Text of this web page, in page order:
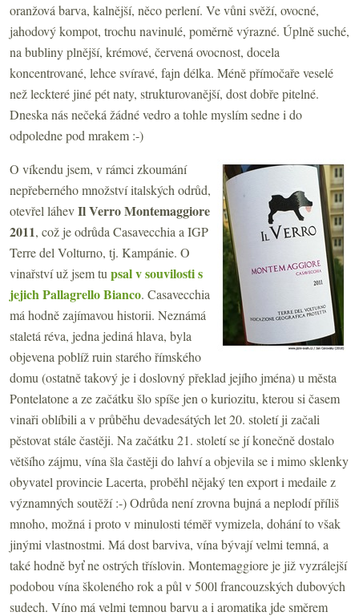
oranžová barva, kalnější, něco perlení. Ve vůni svěží, ovocné,
jahodový kompot, trochu navinulé, poměrně výrazné. Úplně suché,
na bubliny plnější, krémové, červená ovocnost, docela
koncentrované, lehce svíravé, fajn délka. Méně přímočaře veselé
než leckteré jiné pét naty, strukturovanější, dost dobře pitelné.
Dneska nás nečeká žádné vedro a tohle myslím sedne i do
odpoledne pod mrakem :-)
O víkendu jsem, v rámci zkoumání
nepřeberného množství italských odrůd,
otevřel láhevIl Verro Montemaggiore
2011, což je odrůda Casavecchia a IGP
Terre del Volturno, tj. Kampánie. O
vinařství už jsem tu psal v souvilosti s
jejich Pallagrello Bianco. Casavecchia
má hodně zajímavou historii. Neznámá
staletá réva, jedna jediná hlava, byla
objevena poblíž ruin starého římského
domu (ostatně takový je i doslovný překlad jejího jména) u města
Pontelatone a ze začátku šlo spíše jen o kuriozitu, kterou si časem
vinaři oblíbili a v průběhu devadesátých let 20. století ji začali
pěstovat stále častěji. Na začátku 21. století se jí konečně dostalo
většího zájmu, vína šla častěji do lahví a objevila se i mimo sklenky
obyvatel provincie Lacerta, proběhl nějaký ten export i medaile z
významných soutěží :-) Odrůda není zrovna bujná a neplodí příliš
mnoho, možná i proto v minulosti téměř vymizela, dohání to však
jinými vlastnostmi. Má dost barviva, vína bývají velmi temná, a
také hodně byť ne ostrých tříslovin. Montemaggiore je již vyzrálejší
podobou vína školeného rok a půl v 500l francouzských dubových
sudech. Víno má velmi temnou barvu a i aromatika jde směrem